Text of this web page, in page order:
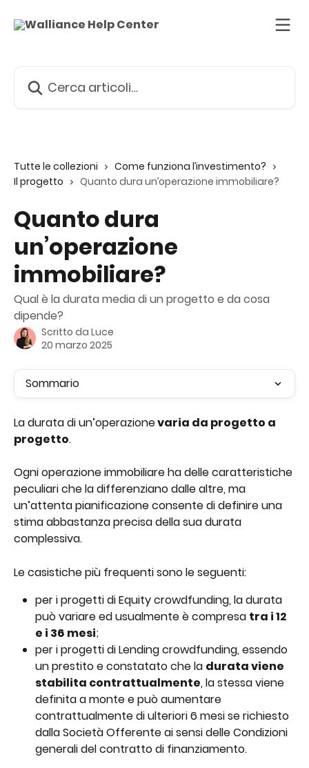
Tutte le collezioni
Come funziona l’investimento?
Il progetto
Quanto dura un’operazione immobiliare?
Quanto dura
un’operazione
immobiliare?
Qual è la durata media di un progetto e da cosa
dipende?
Scritto da Luce
20 marzo 2025
Sommario
La durata di un’operazione varia da progetto a
progetto.
Ogni operazione immobiliare ha delle caratteristiche
peculiari che la differenziano dalle altre, ma
un’attenta pianificazione consente di definire una
stima abbastanza precisa della sua durata
complessiva.
Le casistiche più frequenti sono le seguenti:
per i progetti di Equity crowdfunding, la durata
può variare ed usualmente è compresa tra i 12
e i 36 mesi;
per i progetti di Lending crowdfunding, essendo
un prestito e constatato che la durata viene
stabilita contrattualmente, la stessa viene
definita a monte e può aumentare
contrattualmente di ulteriori 6 mesi se richiesto
dalla Società Offerente ai sensi delle Condizioni
generali del contratto di finanziamento.